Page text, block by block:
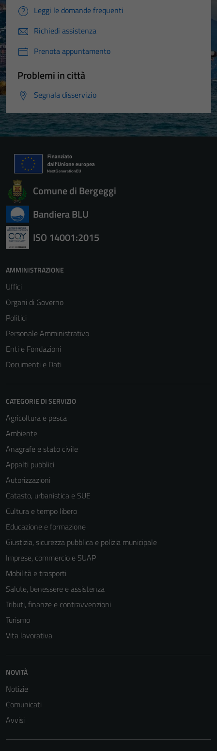
Leggi le domande frequenti
Richiedi assistenza
Prenota appuntamento
Problemi in città
Segnala disservizio
Comune di Bergeggi
Bandiera BLU
ISO 14001:2015
AMMINISTRAZIONE
Uffici
Organi di Governo
Politici
Personale Amministrativo
Enti e Fondazioni
Documenti e Dati
CATEGORIE DI SERVIZIO
Agricoltura e pesca
Ambiente
Anagrafe e stato civile
Appalti pubblici
Autorizzazioni
Catasto, urbanistica e SUE
Cultura e tempo libero
Educazione e formazione
Giustizia, sicurezza pubblica e polizia municipale
Imprese, commercio e SUAP
Mobilità e trasporti
Salute, benessere e assistenza
Tributi, finanze e contravvenzioni
Turismo
Vita lavorativa
NOVITÀ
Notizie
Comunicati
Avvisi